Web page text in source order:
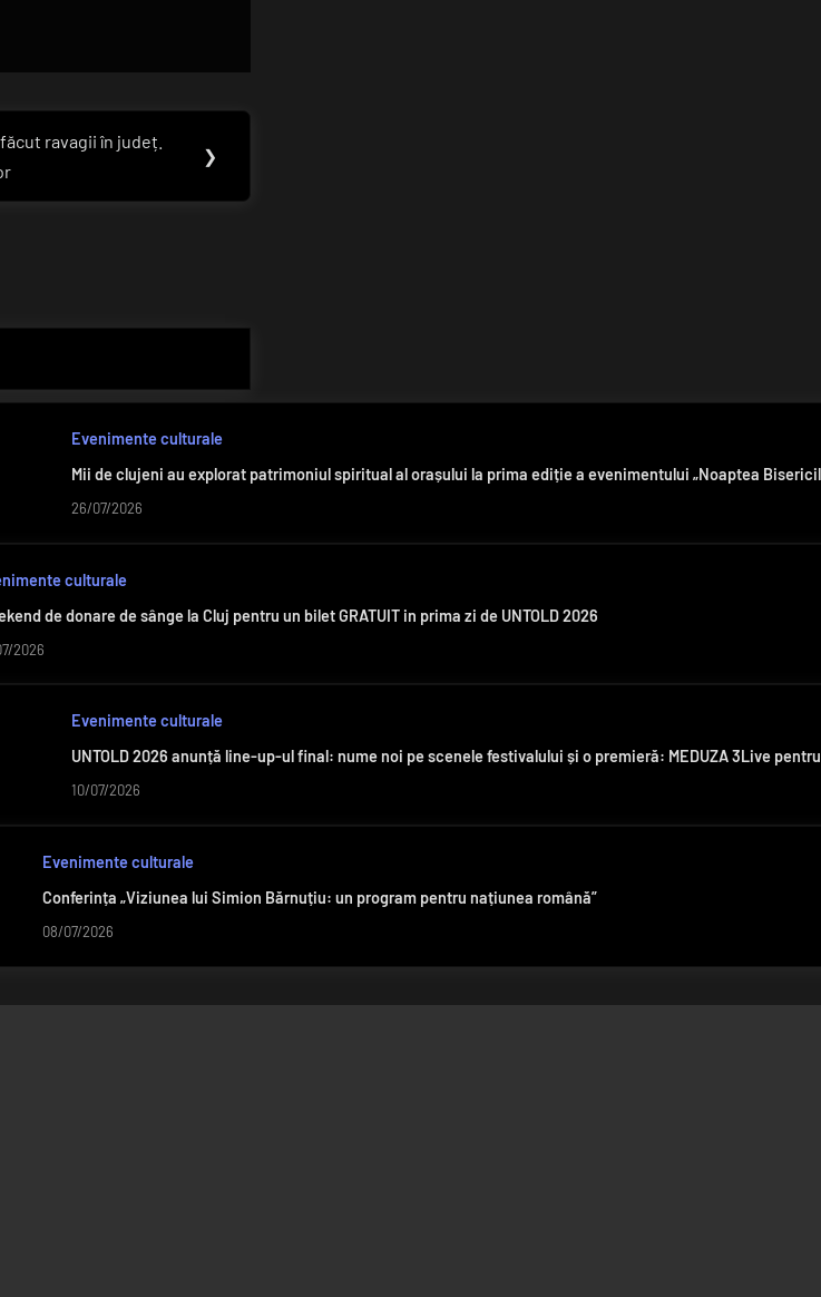
ravagii în județ.
❯
Evenimente culturale
Mii de clujeni au explorat patrimoniul spiritual al orașului la prima ediție a evenimentului „Noaptea
26/07/2026
culturale
de donare de sânge la Cluj pentru un bilet GRATUIT in prima zi de UNTOLD 2026
2026
Evenimente culturale
UNTOLD 2026 anunță line-up-ul final: nume noi pe scenele festivalului și o premieră: MEDUZA 3Live
10/07/2026
Evenimente culturale
Conferința „Viziunea lui Simion Bărnuțiu: un program pentru națiunea română”
08/07/2026